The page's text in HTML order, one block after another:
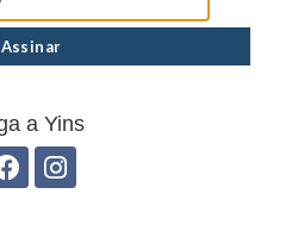
Estojo Juvenil YS27101
a Yins